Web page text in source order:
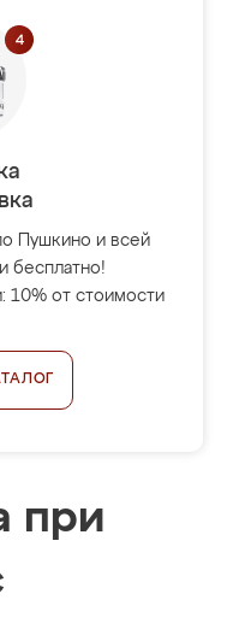
Пушкино и всей
бесплатно!
10% от стоимости
при